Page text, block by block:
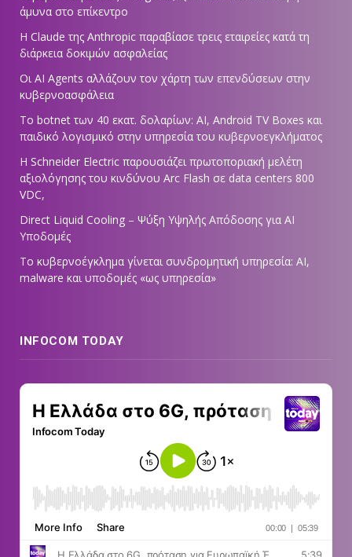
άμυνα στο επίκεντρο
Η Claude της Anthropic παραβίασε τρεις εταιρείες κατά τη
διάρκεια δοκιμών ασφαλείας
Οι AI Agents αλλάζουν τον χάρτη των επενδύσεων στην
κυβερνοασφάλεια
Το botnet των 40 εκατ. δολαρίων: AI, Android TV Boxes και
παιδικό λογισμικό στην υπηρεσία του κυβερνοεγκλήματος
Η Schneider Electric παρουσιάζει πρωτοποριακή μελέτη
αξιολόγησης του κινδύνου Arc Flash σε data centers 800
VDC,
Direct Liquid Cooling – Ψύξη Υψηλής Απόδοσης για AI
Υποδομές
Το κυβερνοέγκλημα γίνεται συνδρομητική υπηρεσία: AI,
malware και υποδομές «ως υπηρεσία»
INFOCOM TODAY